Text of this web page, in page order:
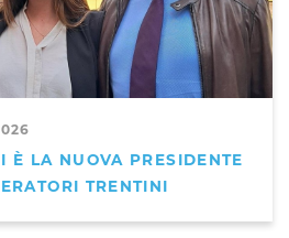
È LA NUOVA PRESIDENTE
TRENTINI